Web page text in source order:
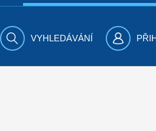
VYHLEDÁVÁNÍ